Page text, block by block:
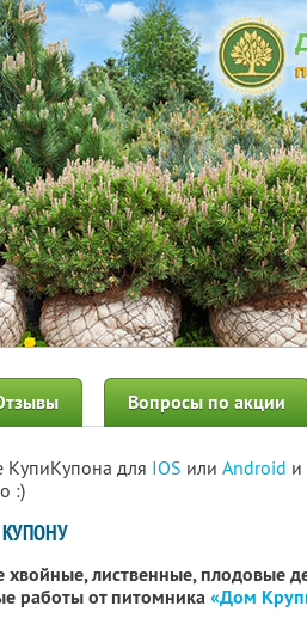
Вопросы по акции
КупиКупона для IOS или Android и
:)
лиственные, плодовые
работы от питомника«Дом